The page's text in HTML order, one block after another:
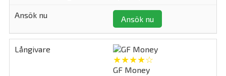
Ansök nu
★★★★☆
GF Money